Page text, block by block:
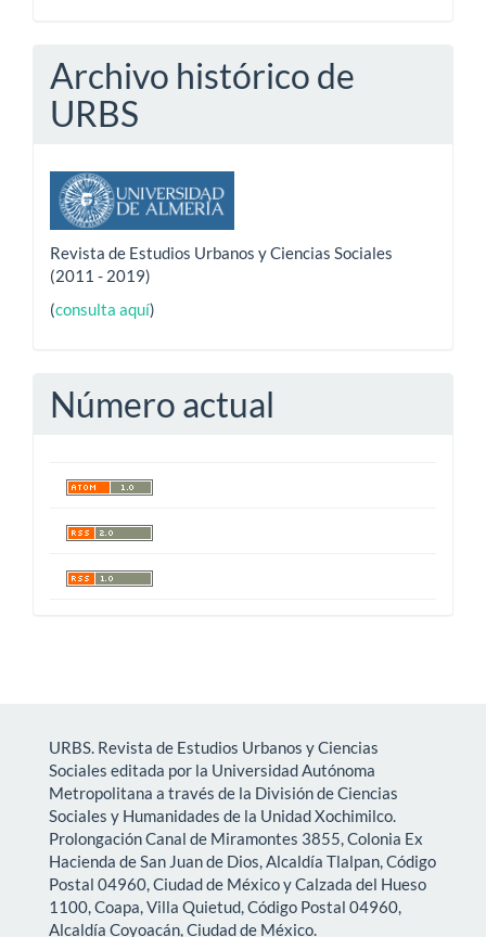
Archivo histórico de
URBS
Revista de Estudios Urbanos y Ciencias Sociales
(2011 - 2019)
(consulta aquí)
Número actual
URBS. Revista de Estudios Urbanos y Ciencias
Sociales editada por la Universidad Autónoma
Metropolitana a través de la División de Ciencias
Sociales y Humanidades de la Unidad Xochimilco.
Prolongación Canal de Miramontes 3855, Colonia Ex
Hacienda de San Juan de Dios, Alcaldía Tlalpan, Código
Postal 04960, Ciudad de México y Calzada del Hueso
1100, Coapa, Villa Quietud, Código Postal 04960,
Alcaldía Coyoacán, Ciudad de México.